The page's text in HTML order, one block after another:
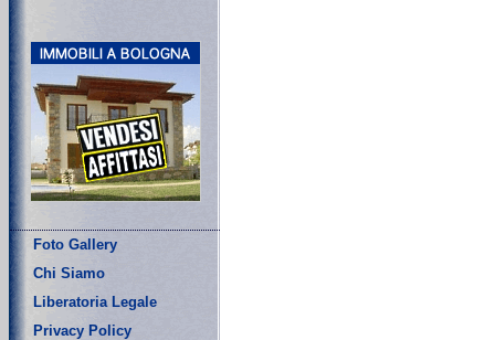
Foto Gallery
Chi Siamo
Liberatoria Legale
Privacy Policy